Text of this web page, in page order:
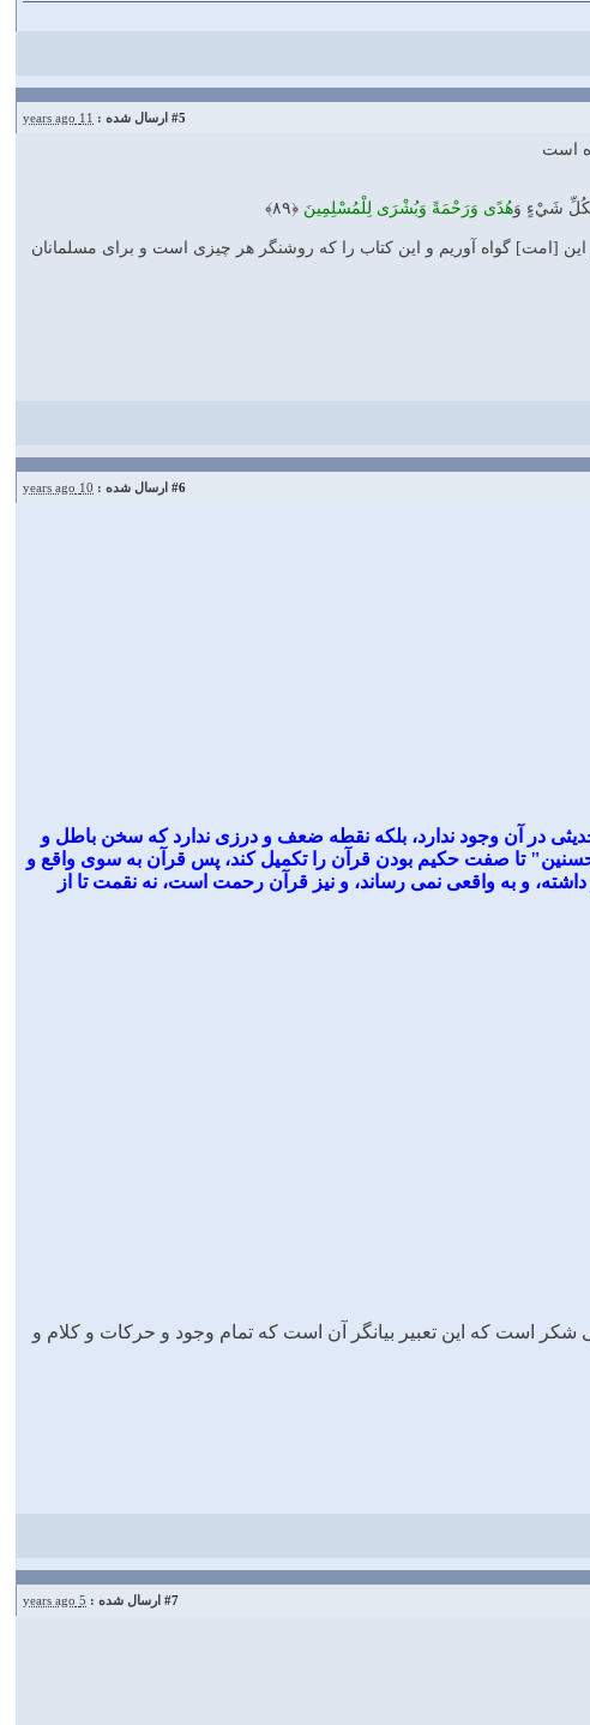
#5 ارسال شده : 11 years ago
لِّكُلِّ شَيْءٍ وَهُدًى وَرَحْمَةً وَبُشْرَى لِلْمُسْلِمِينَ ﴿۸۹﴾
اين [امت] گواه آوريم و اين كتاب را كه روشنگر هر چيزى است و براى مسلمانان
#6 ارسال شده : 10 years ago
ﺩﺭ ﺁﻥ ﻭﺟﻮﺩ ﻧﺪﺍﺭﺩ، ﺑﻠﻜﻪ ﻧﻘﻄﻪ ﺿﻌﻒ ﻭ ﺩﺭﺯﻯ ﻧﺪﺍﺭﺩ ﻛﻪ ﺳﺨﻦ ﺑﺎﻃﻞ ﻭ
ﺗﺎ ﺻﻔﺖ ﺣﻜﻴﻢ ﺑﻮﺩﻥ ﻗﺮﺁﻥ ﺭﺍ ﺗﻜﻤﻴﻞ ﻛﻨﺪ، ﭘﺲ ﻗﺮﺁﻥ ﺑﻪ ﺳﻮﻯ ﻭﺍﻗﻊ ﻭ
ﻭ ﺑﻪ ﻭﺍﻗﻌﻰ ﻧﻤﻰ ﺭﺳﺎﻧﺪ، ﻭ ﻧﻴﺰ ﻗﺮﺁﻥ ﺭﺣﻤﺖ ﺍﺳﺖ، ﻧﻪ ﻧﻘﻤﺖ ﺗﺎ ﺍﺯ
ﺍﺳﺖ ﻛﻪ ﺍﻳﻦ ﺗﻌﺒﻴﺮ ﺑﻴﺎﻧﮕﺮ ﺁﻥ ﺍﺳﺖ ﻛﻪ ﺗﻤﺎم ﻭﺟﻮﺩ ﻭ ﺣﺮﻛﺎﺕ ﻭ ﻛﻠﺎم ﻭ
#7 ارسال شده : 5 years ago